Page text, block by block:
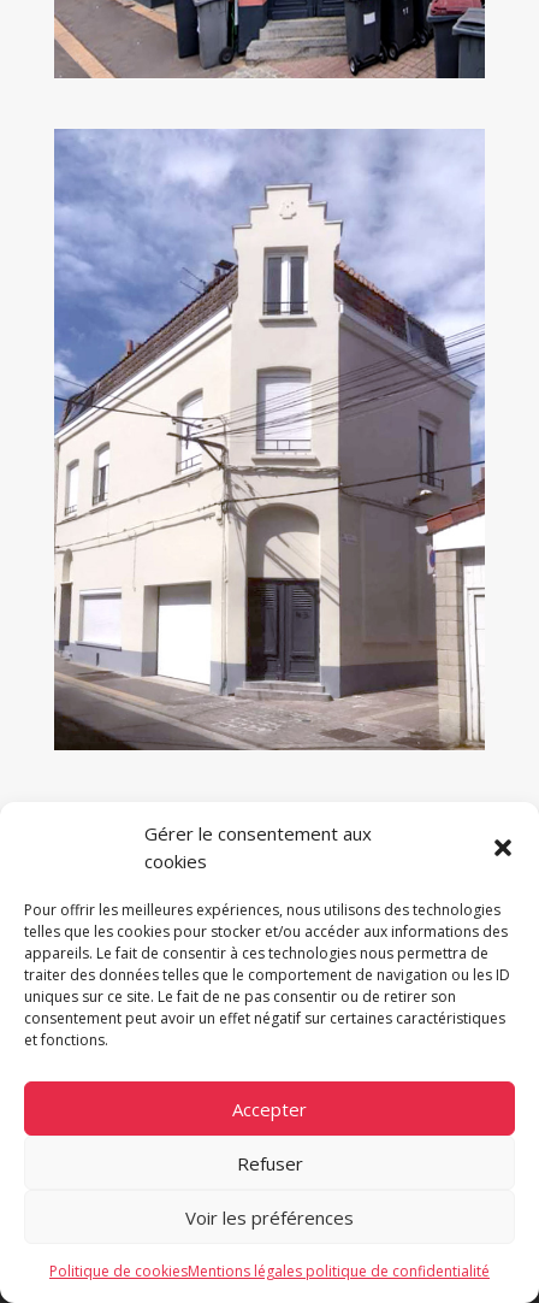
Gérer le consentement aux
cookies
Pour offrir les meilleures expériences, nous utilisons des technologies
telles que les cookies pour stocker et/ou accéder aux informations des
appareils. Le fait de consentir à ces technologies nous permettra de
traiter des données telles que le comportement de navigation ou les ID
uniques sur ce site. Le fait de ne pas consentir ou de retirer son
consentement peut avoir un effet négatif sur certaines caractéristiques
et fonctions.
Accepter
Refuser
Voir les préférences
Politique de cookiesMentions légales politique de confidentialité
ENDUITS
Découvrez les chantiers deBomy Leduc
et vous aussi, ayez un édifice qui